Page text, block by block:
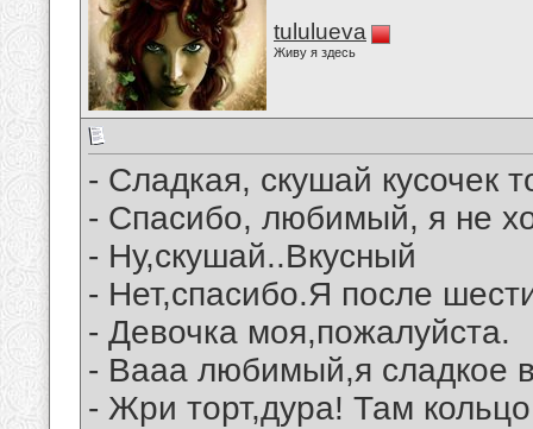
tululueva
Живу я здесь
- Сладкая, скушай кусочек
- Спасибо, любимый, я не
- Ну,скушай..Вкусный
- Нет,спасибо.Я после
- Девочка моя,пожалуйста.
- Вааа любимый,я сладкое
- Жри торт,дура! Там